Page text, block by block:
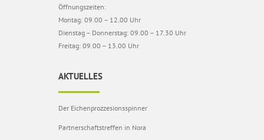
Öffnungszeiten:
Montag: 09.00 – 12.00 Uhr
Dienstag – Donnerstag: 09.00 – 17.30 Uhr
Freitag: 09.00 – 13.00 Uhr
AKTUELLES
Der Eichenprozzesionsspinner
Partnerschaftstreffen in Nora